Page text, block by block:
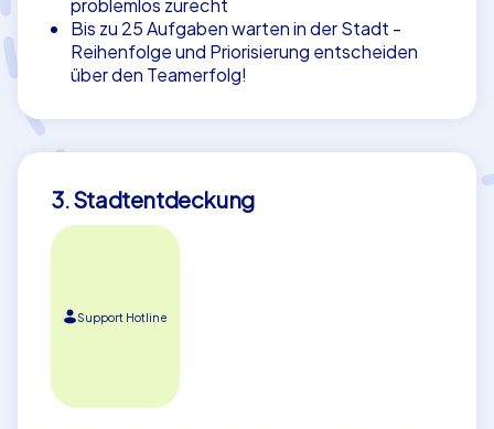
problemlos zurecht
Bis zu 25 Aufgaben warten in der Stadt -
Reihenfolge und Priorisierung entscheiden
über den Teamerfolg!
3. Stadtentdeckung
Support Hotline